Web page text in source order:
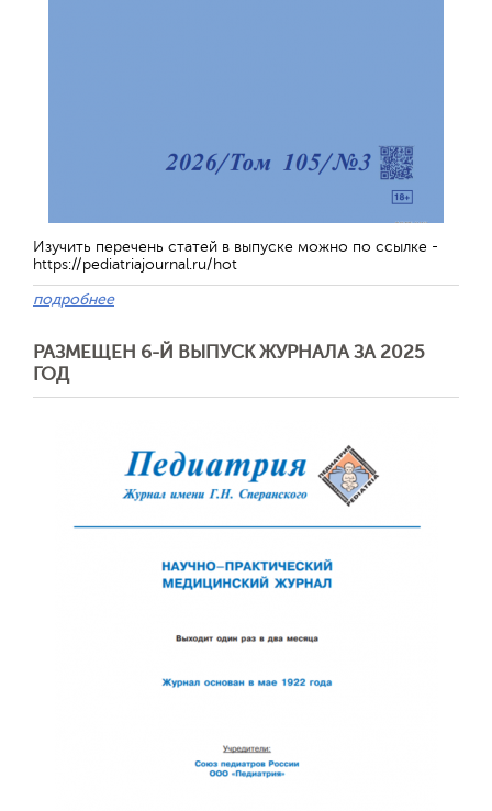
Изучить перечень статей в выпуске можно по ссылке -
https://pediatriajournal.ru/hot
подробнее
РАЗМЕЩЕН 6-Й ВЫПУСК ЖУРНАЛА ЗА 2025
ГОД
Обратная